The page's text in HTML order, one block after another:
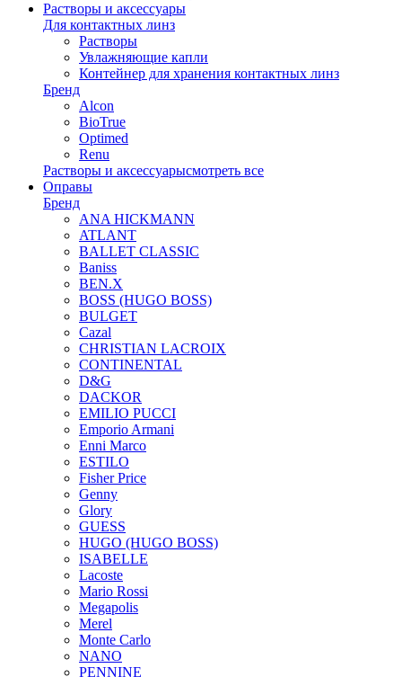
Растворы и аксессуары
Для контактных линз
Растворы
Увлажняющие капли
Контейнер для хранения контактных линз
Бренд
Alcon
BioTrue
Optimed
Renu
Растворы и аксессуарысмотреть все
Оправы
Бренд
ANA HICKMANN
ATLANT
BALLET CLASSIC
Baniss
BEN.X
BOSS (HUGO BOSS)
BULGET
Cazal
CHRISTIAN LACROIX
CONTINENTAL
D&G
DACKOR
EMILIO PUCCI
Emporio Armani
Enni Marco
ESTILO
Fisher Price
Genny
Glory
GUESS
HUGO (HUGO BOSS)
ISABELLE
Lacoste
Mario Rossi
Megapolis
Merel
Monte Carlo
NANO
PENNINE